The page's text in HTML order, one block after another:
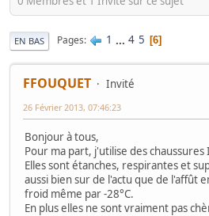
EN BAS Pages 1 ... 4 5 6
FFOUQUET
Invité
26 Février 2013, 07:46:23
Bonjour à tous,
Pour ma part, j'utilise des
Elles sont étanches, respirantes et
aussi bien sur de l'actu que de l'affût
froid même par -28°C.
En plus elles ne sont vraiment pas